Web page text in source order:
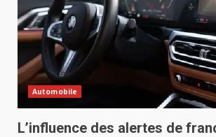
Automobile
L’influence des alertes de